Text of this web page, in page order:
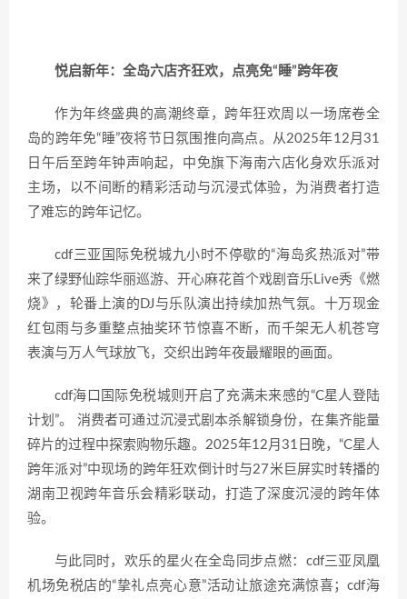
悦启新年：全岛六店齐狂欢，点亮免“睡”跨年夜
作为年终盛典的高潮终章，跨年狂欢周以一场席卷全
岛的跨年免“睡”夜将节日氛围推向高点。从2025年12月31
日午后至跨年钟声响起，中免旗下海南六店化身欢乐派对
主场，以不间断的精彩活动与沉浸式体验，为消费者打造
了难忘的跨年记忆。
cdf三亚国际免税城九小时不停歇的“海岛炙热派对”带
来了绿野仙踪华丽巡游、开心麻花首个戏剧音乐Live秀《燃
烧》，轮番上演的DJ与乐队演出持续加热气氛。十万现金
红包雨与多重整点抽奖环节惊喜不断，而千架无人机苍穹
表演与万人气球放飞，交织出跨年夜最耀眼的画面。
cdf海口国际免税城则开启了充满未来感的“C星人登陆
计划”。 消费者可通过沉浸式剧本杀解锁身份，在集齐能量
碎片的过程中探索购物乐趣。2025年12月31日晚，“C星人
跨年派对”中现场的跨年狂欢倒计时与27米巨屏实时转播的
湖南卫视跨年音乐会精彩联动，打造了深度沉浸的跨年体
验。
与此同时，欢乐的星火在全岛同步点燃：cdf三亚凤凰
机场免税店的“挚礼点亮心意”活动让旅途充满惊喜；cdf海